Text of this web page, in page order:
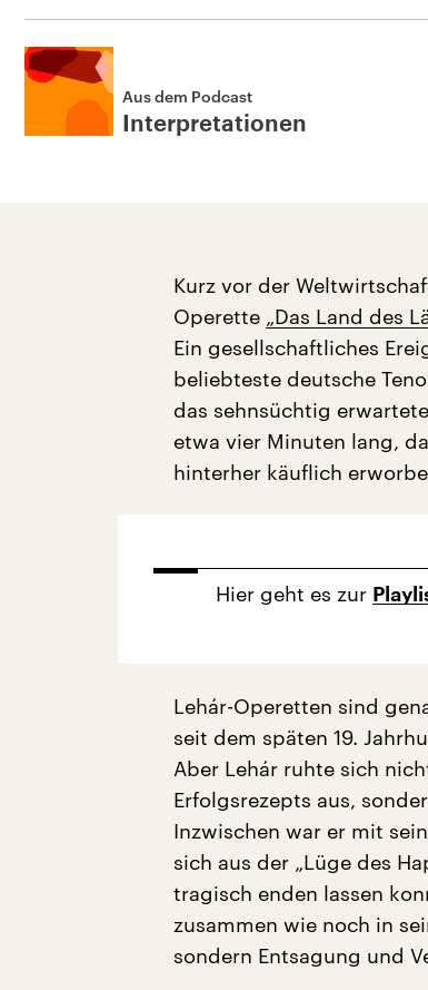
Aus dem Podcast
Interpretationen
Kurz vor der
Operette „Das Land des
Ein gesellschaftliches
beliebteste deutsche
das sehnsüchtig
etwa vier Minuten lang,
hinterher käuflich
Hier geht es zur
Lehár-Operetten sind
seit dem späten 19.
Aber Lehár ruhte sich
Erfolgsrezepts aus,
Inzwischen war er mit
sich aus der „Lüge des
tragisch enden lassen
zusammen wie noch in
sondern Entsagung und